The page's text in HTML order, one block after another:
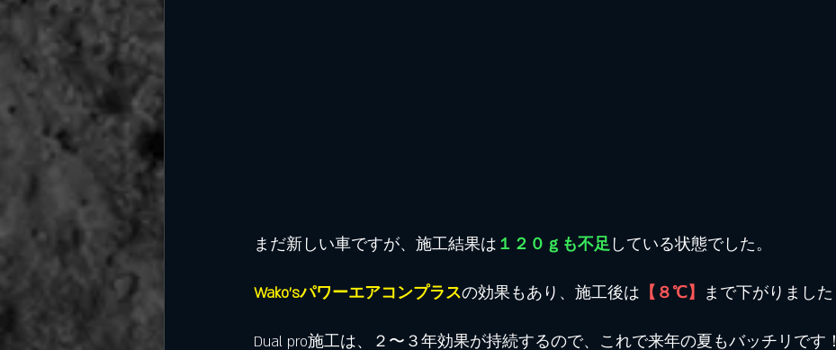
まだ新しい車ですが、施工結果は １２０ｇも不足している状態でした。
Wako'sパワーエアコンプラスの効果もあり、施工後は 【８℃】 まで下がりました
Dual pro施工は、２〜３年効果が持続するので、これで来年の夏もバッチリです！